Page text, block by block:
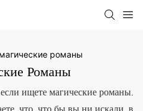
магические романы
Романы
ищете магические романы.
что, что бы вы ни искали, в